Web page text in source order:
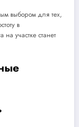
выбором для тех,
в
на участке станет